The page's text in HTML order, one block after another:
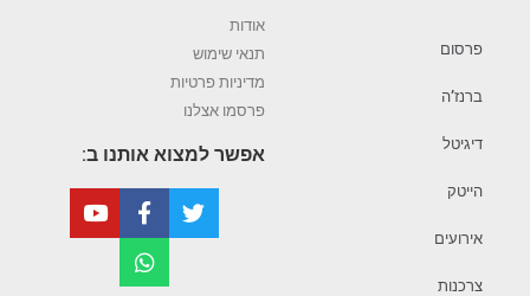
פרסום
ברנז’ה
דיגיטל
הייטק
אירועים
צרכנות
אודות
תנאי שימוש
מדיניות פרטיות
פרסמו אצלנו
אפשר למצוא אותנו ב: